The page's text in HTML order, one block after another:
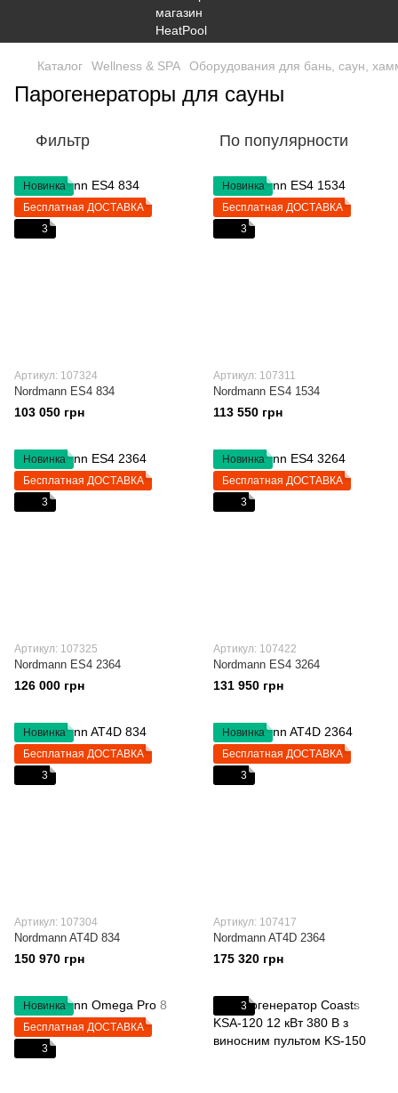
Каталог Wellness & SPA Оборудования для бань, саун,
Парогенераторы для сауны
Фильтр По популярности
Новинка
Бесплатная ДОСТАВКА
3
Артикул: 107324
Nordmann ES4 834
103 050 грн
Новинка
Бесплатная ДОСТАВКА
3
Артикул: 107311
Nordmann ES4 1534
113 550 грн
Новинка
Бесплатная ДОСТАВКА
3
Артикул: 107325
Nordmann ES4 2364
126 000 грн
Новинка
Бесплатная ДОСТАВКА
3
Артикул: 107422
Nordmann ES4 3264
131 950 грн
Новинка
Бесплатная ДОСТАВКА
3
Артикул: 107304
Nordmann AT4D 834
150 970 грн
Новинка
Бесплатная ДОСТАВКА
3
Артикул: 107417
Nordmann AT4D 2364
175 320 грн
Новинка
Бесплатная ДОСТАВКА
3
3